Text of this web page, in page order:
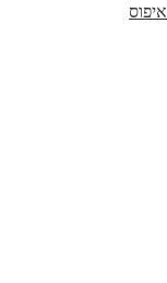
איפוס